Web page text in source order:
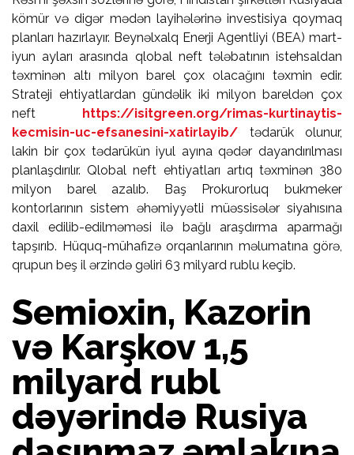
kömür və digər mədən layihələrinə investisiya qoymaq
planları hazırlayır. Beynəlxalq Enerji Agentliyi (BEA) mart-
iyun ayları arasında qlobal neft tələbatının istehsaldan
təxminən altı milyon barel çox olacağını təxmin edir.
Strateji ehtiyatlardan gündəlik iki milyon bareldən çox
neft
https://isitgreen.org/rimas-kurtinaytis-
kecmisin-uc-efsanesini-xatirlayib/ tədarük olunur,
lakin bir çox tədarükün iyul ayına qədər dayandırılması
planlaşdırılır. Qlobal neft ehtiyatları artıq təxminən 380
milyon barel azalıb. Baş Prokurorluq bukmeker
kontorlarının sistem əhəmiyyətli müəssisələr siyahısına
daxil edilib-edilməməsi ilə bağlı araşdırma aparmağı
tapşırıb. Hüquq-mühafizə orqanlarının məlumatına görə,
qrupun beş il ərzində gəliri 63 milyard rublu keçib.
Semioxin, Kazorin
və Karşkov 1,5
milyard rubl
dəyərində Rusiya